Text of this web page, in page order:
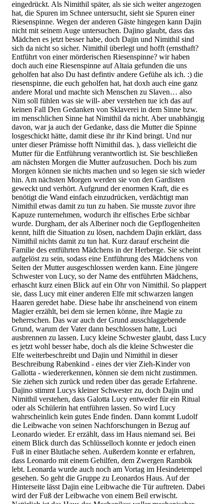
eingedrückt. Als Nimithil später, als sie sich weiter angezogen
hat, die Spuren im Schnee untersucht, sieht sie Spuren einer
Riesenspinne. Wegen der anderen Gäste hingegen kann Dajin
nicht mit seinem Auge untersuchen. Dajino glaubt, dass das
Mädchen es jetzt besser habe, doch Dajin und Nimithil sind
sich da nicht so sicher. Nimithil überlegt und hofft (ernsthaft?
Entführt von einer mörderischen Riesenspinne? wir haben
doch auch eine Riesenspinne auf Altaia gefunden die uns
geholfen hat also Du hast defintiv andere Gefühe als ich. :) die
riesenspinne, die euch geholfen hat, hat doxh auch eine ganz
andere Moral und machte sich Menschen zu Slaven… also
Nim soll fühlen was sie will- aber verstehen tue ich das auf
keinen Fall Den Gedanken von Sklaverei in dem Sinne bzw.
im menschlichen Sinne hat Nimithil da nicht. Aber unabhängig
davon, war ja auch der Gedanke, dass die Mutter die Spinne
losgeschickt hätte, damit diese ihr ihr Kind bringt. Und nur
unter dieser Prämisse hofft Nimithil das. ), dass vielleicht die
Mutter für die Entführung verantwortlich ist. Sie beschließen
am nächsten Morgen die Mutter aufzusuchen. Doch bis zum
Morgen können sie nichts machen und so legen sie sich wieder
hin. Am nächsten Morgen werden sie von den Gardisten
geweckt und verhört. Aufgrund der enormen Kraft, die es
benötigt die Wand einfach einzudrücken, verdächtigt man
Nimithil etwas damit zu tun zu haben. Sie musste zuvor ihre
Kapuze runternehmen, wodurch ihr elfisches Erbe sichbar
wurde. Durgham, der als Alberiner noch die Gepflogenheiten
kennt, hilft die Situation zu lösen, nachdem Dajin erklärt, dass
Nimithil nichts damit zu tun hat. Kurz darauf erscheint die
Familie des entführten Mädchens in der Herberge. Sie scheint
aufgelöst zu sein, sodass eine Entführung des Mädchens von
Seiten der Mutter ausgeschlossen werden kann. Eine jüngere
Schwester von Lucy, so der Name des entführten Mädchens,
erhascht kurz einen Blick auf ein Ohr von Nimithil. So plappert
sie, dass Lucy mit einer anderen Elfe mit schwarzen langen
Haaren geredet habe. Diese habe ihr anscheinend von einem
Magier erzählt, bei dem sie lernen könne, ihre Magie zu
beherrschen. Das war auch der Grund ausschlaggebende
Grund, warum der Vater dann beschlossen hatte, Luci
ausbrennen zu lassen. Lucy kleine Schwester glaubt, dass Lucy
es jetzt wohl besser habe, doch als die kleine Schwester die
Elfe weiterbeschreibt und Dajin und Nimithil in dieser
Beschreibung Rabenkind - eines der vier Zieh-Kinder von
Gallotta - wiedererkennen, können sie dem nicht zustimmen.
Sie ziehen sich zurück und reden über das gerade Erfahrene.
Dajino stimmt Lucys kleiner Schwester zu, doch Dajin und
Nimithil verstehen, dass Galotta Lucy entweder für ein Ritual
oder als Schülerin hat entführen lassen. So wird Lucy
wahrscheinlich kein gutes Ende finden. Dann kommt Ludolf
die Leibwache von seinen Nachforschungen in Bezug auf
Leonardo wieder. Er erzählt, dass im Haus niemand sei. Bei
einem Blick durch das Schlüsselloch konnte er jedoch einen
Fuß in einer Blutlache sehen. Außerdem konnte er erfahren,
dass Leonardo mit einem Gehilfen, dem Zwergen Rambök
lebt. Leonarda wurde auch noch am Vortag im Hesindetempel
gesehen. So geht die Gruppe zu Leonardos Haus. Auf der
Hinterseite lässt Dajin eine Leibwache die Tür auftreten. Dabei
wird der Fuß der Leibwache von einem Beil erwischt.